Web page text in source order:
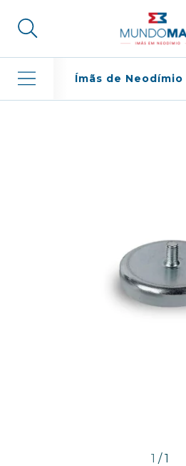
Ímãs de Neodímio
1 /1